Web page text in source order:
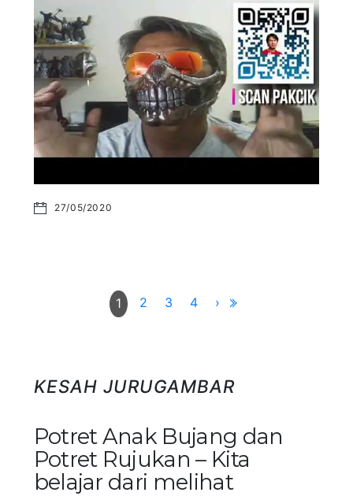
27/05/2020
1 2 3 4 ›
KESAH JURUGAMBAR
Potret Anak Bujang dan
Potret Rujukan – Kita
belajar dari melihat